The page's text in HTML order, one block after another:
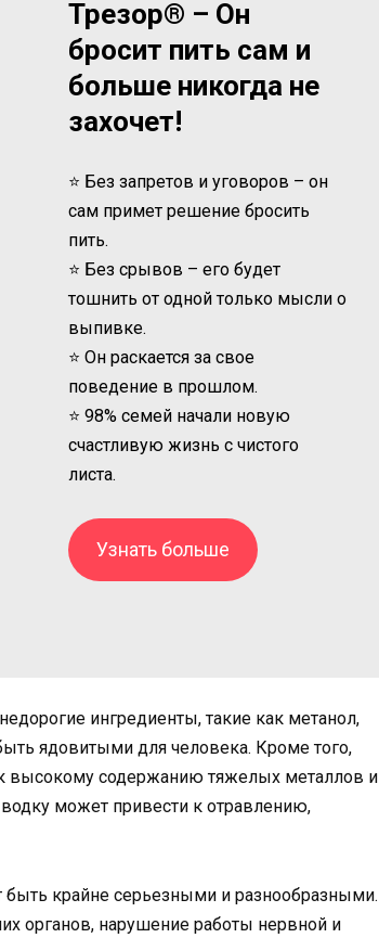
Трезор® – Он
бросит пить сам и
больше никогда не
захочет!
⭐ Без запретов и уговоров – он
сам примет решение бросить
пить.
⭐ Без срывов – его будет
тошнить от одной только мысли о
выпивке.
⭐ Он раскается за свое
поведение в прошлом.
⭐ 98% семей начали новую
счастливую жизнь с чистого
листа.
Узнать больше
ингредиенты, такие как метанол,
ядовитыми для человека. Кроме того,
к высокому содержанию тяжелых металлов и
может привести к отравлению,
быть крайне серьезными и разнообразными.
органов, нарушение работы нервной и